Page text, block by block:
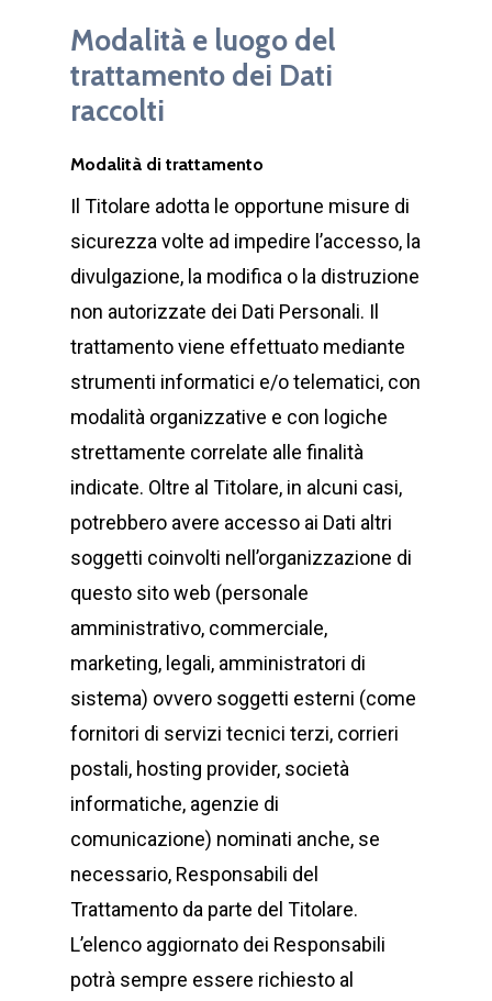
Modalità e luogo del
trattamento dei Dati
raccolti
Modalità di trattamento
Il Titolare adotta le opportune misure di
sicurezza volte ad impedire l’accesso, la
divulgazione, la modifica o la distruzione
non autorizzate dei Dati Personali. Il
trattamento viene effettuato mediante
strumenti informatici e/o telematici, con
modalità organizzative e con logiche
strettamente correlate alle finalità
indicate. Oltre al Titolare, in alcuni casi,
potrebbero avere accesso ai Dati altri
soggetti coinvolti nell’organizzazione di
questo sito web (personale
amministrativo, commerciale,
marketing, legali, amministratori di
sistema) ovvero soggetti esterni (come
fornitori di servizi tecnici terzi, corrieri
postali, hosting provider, società
informatiche, agenzie di
comunicazione) nominati anche, se
necessario, Responsabili del
Trattamento da parte del Titolare.
L’elenco aggiornato dei Responsabili
potrà sempre essere richiesto al